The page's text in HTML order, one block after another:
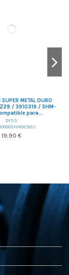
METAL DURO
/ 3910319 / SHM-
para...
DYSS
19,90 €